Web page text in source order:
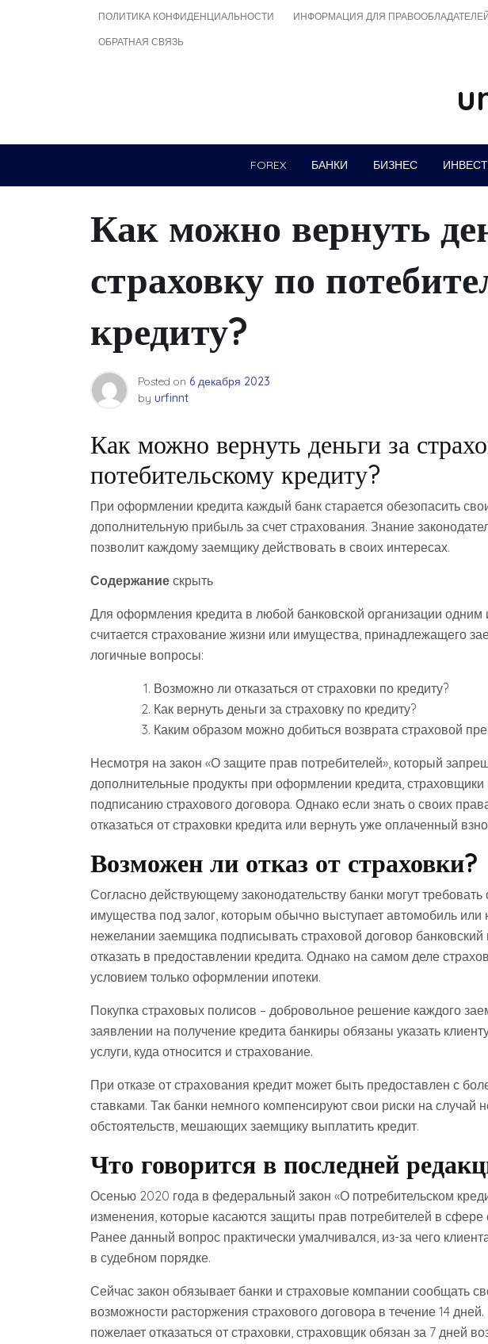
ПОЛИТИКА КОНФИДЕНЦИАЛЬНОСТИ ИНФОРМАЦИЯ ДЛЯ
ОБРАТНАЯ СВЯЗЬ
FOREX БАНКИ БИЗНЕС
Как можно вернуть
страховку по
кредиту?
Posted on 6 декабря 2023
by urfinnt
Как можно вернуть деньги за
потебительскому кредиту?
При оформлении кредита каждый банк старается обезопасить
дополнительную прибыль за счет страхования. Знание
позволит каждому заемщику действовать в своих интересах.
Содержание скрыть
Для оформления кредита в любой банковской организации одним
считается страхование жизни или имущества, принадлежащего
логичные вопросы:
Возможно ли отказаться от страховки по кредиту?
Как вернуть деньги за страховку по кредиту?
Каким образом можно добиться возврата страховой
Несмотря на закон «О защите прав потребителей», который
дополнительные продукты при оформлении кредита, страховщики
подписанию страхового договора. Однако если знать о своих
отказаться от страховки кредита или вернуть уже оплаченный
Возможен ли отказ от страховки?
Согласно действующему законодательству банки могут
имущества под залог, которым обычно выступает автомобиль
нежелании заемщика подписывать страховой договор банковский
отказать в предоставлении кредита. Однако на самом деле
условием только оформлении ипотеки.
Покупка страховых полисов – добровольное решение каждого
заявлении на получение кредита банкиры обязаны указать
услуги, куда относится и страхование.
При отказе от страхования кредит может быть предоставлен с
ставками. Так банки немного компенсируют свои риски на случай
обстоятельств, мешающих заемщику выплатить кредит.
Что говорится в последней
Осенью 2020 года в федеральный закон «О потребительском
изменения, которые касаются защиты прав потребителей в сфере
Ранее данный вопрос практически умалчивался, из-за чего
в судебном порядке.
Сейчас закон обязывает банки и страховые компании сообщать
возможности расторжения страхового договора в течение 14
пожелает отказаться от страховки, страховщик обязан за 7 дней